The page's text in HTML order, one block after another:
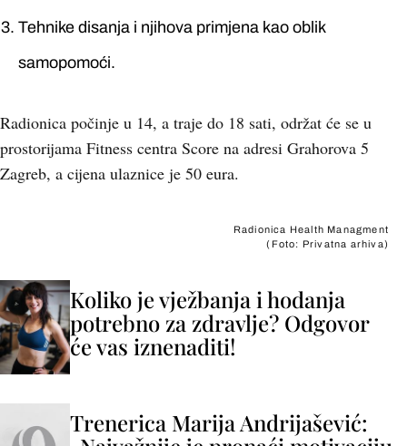
Tehnike disanja i njihova primjena kao oblik
samopomoći.
Radionica počinje u 14, a traje do 18 sati, održat će se u
prostorijama Fitness centra Score na adresi Grahorova 5
Zagreb, a cijena ulaznice je 50 eura.
Radionica Health Managment
(Foto: Privatna arhiva)
Koliko je vježbanja i hodanja
potrebno za zdravlje? Odgovor
će vas iznenaditi!
Trenerica Marija Andrijašević: